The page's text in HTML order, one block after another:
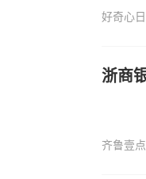
好奇心
浙商
齐鲁壹点